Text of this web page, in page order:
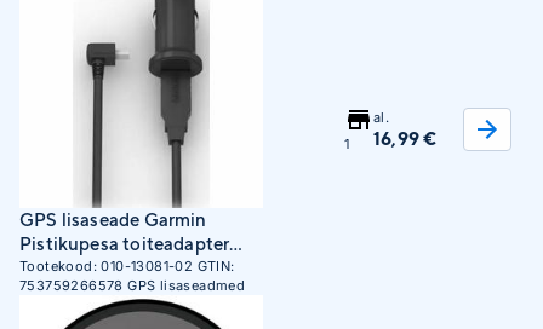
GPS lisaseade Garmin
Pistikupesa toiteadapter
Catalyst jaoks
Tootekood:010-13081-02 GTIN:
753759266578 GPS lisaseadmed
1
al.
16,99 €